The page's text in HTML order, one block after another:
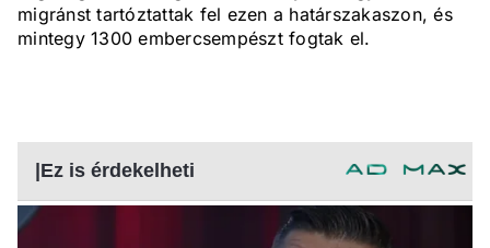
migránst tartóztattak fel ezen a határszakaszon, és
mintegy 1300 embercsempészt fogtak el.